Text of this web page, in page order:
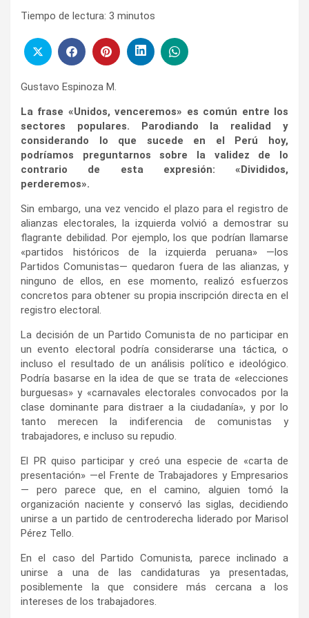
Tiempo de lectura: 3 minutos
Gustavo Espinoza M.
La frase «Unidos, venceremos» es común entre los
sectores populares. Parodiando la realidad y
considerando lo que sucede en el Perú hoy,
podríamos preguntarnos sobre la validez de lo
contrario de esta expresión: «Divididos,
perderemos».
Sin embargo, una vez vencido el plazo para el registro de
alianzas electorales, la izquierda volvió a demostrar su
flagrante debilidad. Por ejemplo, los que podrían llamarse
«partidos históricos de la izquierda peruana» —los
Partidos Comunistas— quedaron fuera de las alianzas, y
ninguno de ellos, en ese momento, realizó esfuerzos
concretos para obtener su propia inscripción directa en el
registro electoral.
La decisión de un Partido Comunista de no participar en
un evento electoral podría considerarse una táctica, o
incluso el resultado de un análisis político e ideológico.
Podría basarse en la idea de que se trata de «elecciones
burguesas» y «carnavales electorales convocados por la
clase dominante para distraer a la ciudadanía», y por lo
tanto merecen la indiferencia de comunistas y
trabajadores, e incluso su repudio.
El PR quiso participar y creó una especie de «carta de
presentación» —el Frente de Trabajadores y Empresarios
— pero parece que, en el camino, alguien tomó la
organización naciente y conservó las siglas, decidiendo
unirse a un partido de centroderecha liderado por Marisol
Pérez Tello.
En el caso del Partido Comunista, parece inclinado a
unirse a una de las candidaturas ya presentadas,
posiblemente la que considere más cercana a los
intereses de los trabajadores.